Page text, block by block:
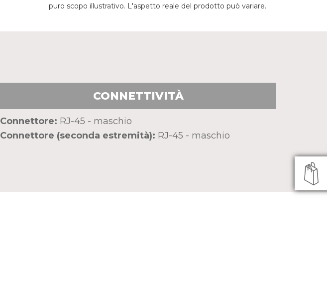
puro scopo illustrativo. L'aspetto reale del prodotto può variare.
CONNETTIVITÀ
Connettore: RJ-45 - maschio
Connettore (seconda estremità): RJ-45 - maschio